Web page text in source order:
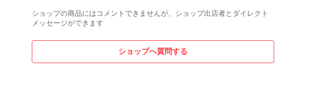
ショップの商品にはコメントできませんが、ショップ出店者とダイレクト
メッセージができます
ショップへ質問する